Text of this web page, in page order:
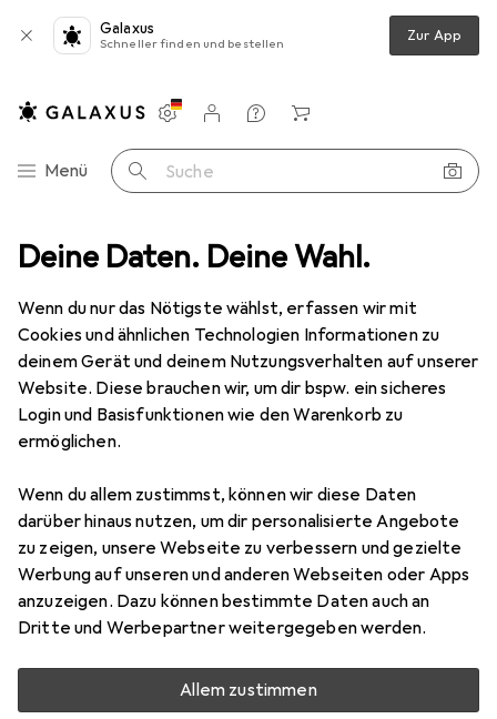
Deine Daten. Deine Wahl.
Wenn du nur das Nötigste wählst, erfassen wir mit
Cookies und ähnlichen Technologien Informationen zu
deinem Gerät und deinem Nutzungsverhalten auf unserer
Website. Diese brauchen wir, um dir bspw. ein sicheres
Login und Basisfunktionen wie den Warenkorb zu
ermöglichen.
Wenn du allem zustimmst, können wir diese Daten
darüber hinaus nutzen, um dir personalisierte Angebote
zu zeigen, unsere Webseite zu verbessern und gezielte
Werbung auf unseren und anderen Webseiten oder Apps
anzuzeigen. Dazu können bestimmte Daten auch an
Dritte und Werbepartner weitergegeben werden.
Allem zustimmen
Galaxus
Schneller finden und bestellen Zur App
Navigation nach Kategorien
Menü Suche
Einstellungen
Kundenkonto
Vergleichslisten
Merklisten
Warenkorb
Mode Alles in Mode Bekleidung Pullover
5 Bilder
Erima Rolli
Preis in EUR inkl. MwSt.
EUR
42,83
EUR
1,88
sparen
Angebot für
EUR
40,95
Mehr von Erima